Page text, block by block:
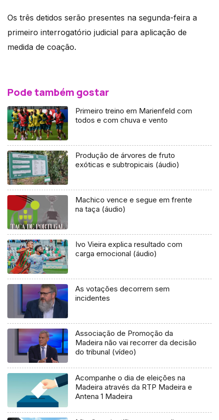
Os três detidos serão presentes na segunda-feira a
primeiro interrogatório judicial para aplicação de
medida de coação.
Pode também gostar
Primeiro treino em Marienfeld com
todos e com chuva e vento
Produção de árvores de fruto
exóticas e subtropicais (áudio)
Machico vence e segue em frente
na taça (áudio)
Ivo Vieira explica resultado com
carga emocional (áudio)
As votações decorrem sem
incidentes
Associação de Promoção da
Madeira não vai recorrer da decisão
do tribunal (vídeo)
Acompanhe o dia de eleições na
Madeira através da RTP Madeira e
Antena 1 Madeira